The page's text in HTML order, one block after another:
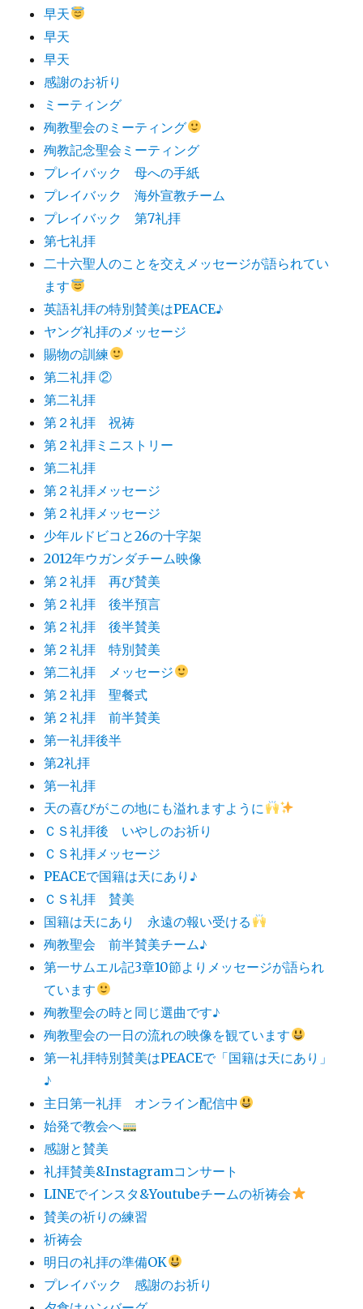
早天
早天
早天
感謝のお祈り
ミーティング
殉教聖会のミーティング
殉教記念聖会ミーティング
プレイバック 母への手紙
プレイバック 海外宣教チーム
プレイバック 第7礼拝
第七礼拝
二十六聖人のことを交えメッセージが語られてい
ます
英語礼拝の特別賛美はPEACE♪
ヤング礼拝のメッセージ
賜物の訓練
第二礼拝 ②
第二礼拝
第２礼拝 祝祷
第２礼拝ミニストリー
第二礼拝
第２礼拝メッセージ
第２礼拝メッセージ
少年ルドビコと26の十字架
2012年ウガンダチーム映像
第２礼拝 再び賛美
第２礼拝 後半預言
第２礼拝 後半賛美
第２礼拝 特別賛美
第二礼拝 メッセージ
第２礼拝 聖餐式
第２礼拝 前半賛美
第一礼拝後半
第2礼拝
第一礼拝
天の喜びがこの地にも溢れますように
ＣＳ礼拝後 いやしのお祈り
ＣＳ礼拝メッセージ
PEACEで国籍は天にあり♪
ＣＳ礼拝 賛美
国籍は天にあり 永遠の報い受ける
殉教聖会 前半賛美チーム♪
第一サムエル記3章10節よりメッセージが語られ
ています
殉教聖会の時と同じ選曲です♪
殉教聖会の一日の流れの映像を観ています
第一礼拝特別賛美はPEACEで「国籍は天にあり」
♪
主日第一礼拝 オンライン配信中
始発で教会へ
感謝と賛美
礼拝賛美&Instagramコンサート
LINEでインスタ&Youtubeチームの祈祷会
賛美の祈りの練習
祈祷会
明日の礼拝の準備OK
プレイバック 感謝のお祈り